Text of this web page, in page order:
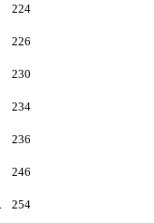
224
226
230
234
236
246
254